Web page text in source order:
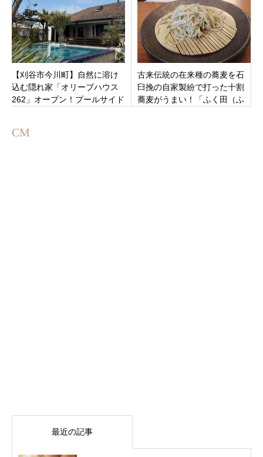
【刈谷市今川町】自然に溶け
込む隠れ家「オリーブハウス
262」オープン！プールサイド
古来伝統の在来種の蕎麦を石
臼挽の自家製紛で打った十割
蕎麦がうまい！「ふく田（ふ
CM
最近の記事